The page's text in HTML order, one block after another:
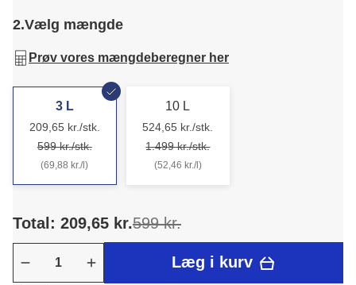
2.Vælg mængde
Prøv vores mængdeberegner her
3 L
209,65 kr./stk.
599 kr./stk.
(69,88 kr./l)
10 L
524,65 kr./stk.
1.499 kr./stk.
(52,46 kr./l)
Total: 209,65 kr.599 kr.
Læg i kurv